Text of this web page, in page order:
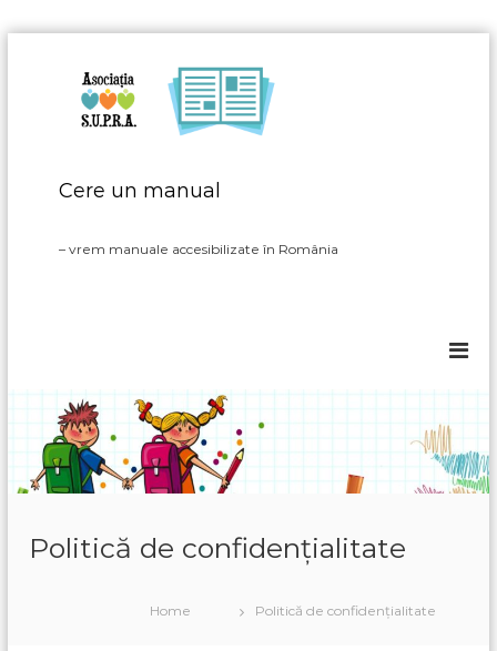
Cere un manual
– vrem manuale accesibilizate în România
Politică de confidențialitate
Home Politică de confidențialitate